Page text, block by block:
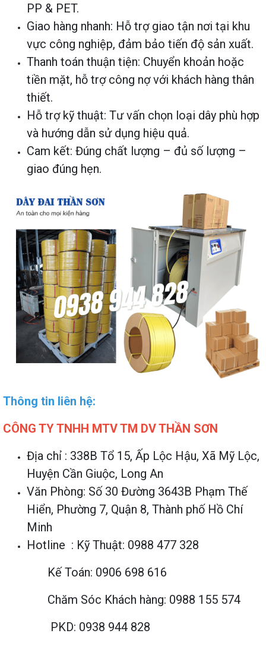
PP & PET.
Giao hàng nhanh: Hỗ trợ giao tận nơi tại khu
vực công nghiệp, đảm bảo tiến độ sản xuất.
Thanh toán thuận tiện: Chuyển khoản hoặc
tiền mặt, hỗ trợ công nợ với khách hàng thân
thiết.
Hỗ trợ kỹ thuật: Tư vấn chọn loại dây phù hợp
và hướng dẫn sử dụng hiệu quả.
Cam kết: Đúng chất lượng – đủ số lượng –
giao đúng hẹn.
Thông tin liên hệ:
CÔNG TY TNHH MTV TM DV THẦN SƠN
Địa chỉ : 338B Tổ 15, Ấp Lộc Hậu, Xã Mỹ Lộc,
Huyện Cần Giuộc, Long An
Văn Phòng: Số 30 Đường 3643B Phạm Thế
Hiển, Phường 7, Quận 8, Thành phố Hồ Chí
Minh
Hotline : Kỹ Thuật: 0988 477 328
Kế Toán: 0906 698 616
Chăm Sóc Khách hàng: 0988 155 574
PKD: 0938 944 828